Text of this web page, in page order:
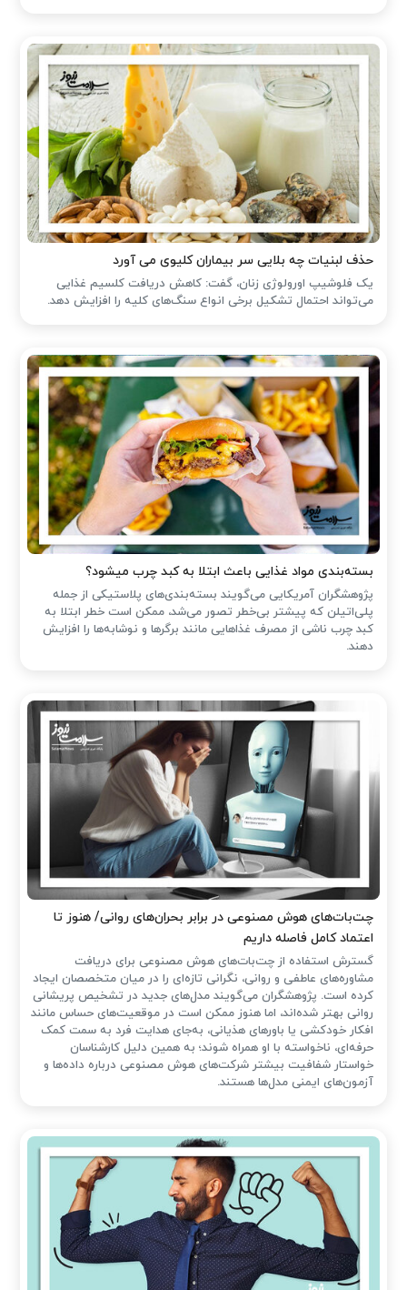
حذف لبنیات چه بلایی سر بیماران کلیوی می آورد
یک فلوشیپ اورولوژی زنان، گفت: کاهش دریافت کلسیم غذایی
می‌تواند احتمال تشکیل برخی انواع سنگ‌های کلیه را افزایش دهد.
بسته‌بندی مواد غذایی باعث ابتلا به کبد چرب میشود؟
پژوهشگران آمریکایی می‌گویند بسته‌بندی‌های پلاستیکی از جمله
پلی‌اتیلن که پیشتر بی‌خطر تصور می‌شد، ممکن است خطر ابتلا به
کبد چرب ناشی از مصرف غذاهایی مانند برگرها و نوشابه‌ها را افزایش
دهند.
چت‌بات‌های هوش مصنوعی در برابر بحران‌های روانی/ هنوز تا
اعتماد کامل فاصله داریم
گسترش استفاده از چت‌بات‌های هوش مصنوعی برای دریافت
مشاوره‌های عاطفی و روانی، نگرانی تازه‌ای را در میان متخصصان ایجاد
کرده است. پژوهشگران می‌گویند مدل‌های جدید در تشخیص پریشانی
روانی بهتر شده‌اند، اما هنوز ممکن است در موقعیت‌های حساس مانند
افکار خودکشی یا باورهای هذیانی، به‌جای هدایت فرد به سمت کمک
حرفه‌ای، ناخواسته با او همراه شوند؛ به همین دلیل کارشناسان
خواستار شفافیت بیشتر شرکت‌های هوش مصنوعی درباره داده‌ها و
آزمون‌های ایمنی مدل‌ها هستند.